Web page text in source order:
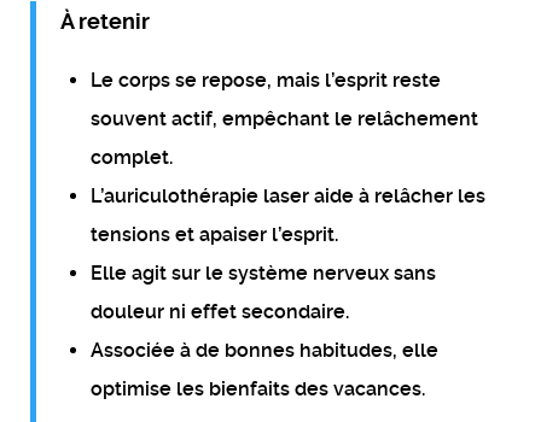
À retenir
Le corps se repose, mais l’esprit reste
souvent actif, empêchant le relâchement
complet.
L’auriculothérapie laser aide à relâcher les
tensions et apaiser l’esprit.
Elle agit sur le système nerveux sans
douleur ni effet secondaire.
Associée à de bonnes habitudes, elle
optimise les bienfaits des vacances.